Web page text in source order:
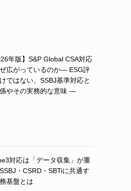
年版】S&P Global CSA対応
広がっているのか― ESG評
ではない、SSBJ基準対応と
やその実務的な意味 ―
対応は「データ収集」が重
・CSRD・SBTiに共通す
基盤とは